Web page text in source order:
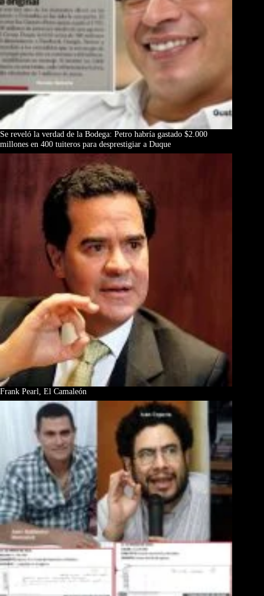
Se reveló la verdad de la Bodega: Petro habría gastado $2.000
millones en 400 tuiteros para desprestigiar a Duque
Frank Pearl, El Camaleón